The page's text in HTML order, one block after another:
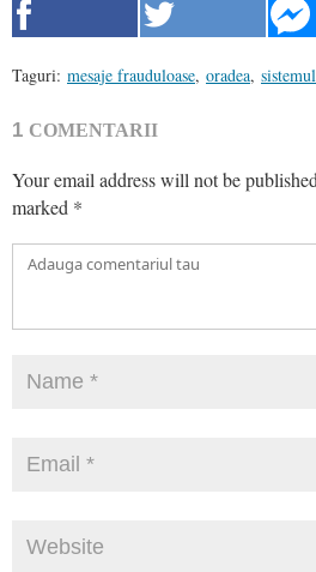
Taguri: mesaje frauduloase, oradea,
1 COMENTARII
Your email address will not be
marked *